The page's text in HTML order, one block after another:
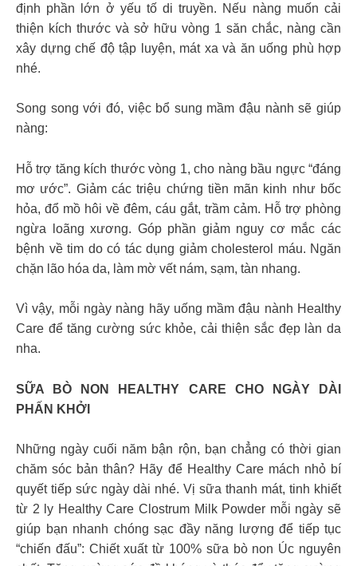
định phần lớn ở yếu tố di truyền. Nếu nàng muốn cải
thiện kích thước và sở hữu vòng 1 săn chắc, nàng cần
xây dựng chế độ tập luyện, mát xa và ăn uống phù hợp
nhé.
Song song với đó, việc bổ sung mầm đậu nành sẽ giúp
nàng:
Hỗ trợ tăng kích thước vòng 1, cho nàng bầu ngực “đáng
mơ ước”. Giảm các triệu chứng tiền mãn kinh như bốc
hỏa, đổ mồ hôi về đêm, cáu gắt, trầm cảm. Hỗ trợ phòng
ngừa loãng xương. Góp phần giảm nguy cơ mắc các
bệnh về tim do có tác dụng giảm cholesterol máu. Ngăn
chặn lão hóa da, làm mờ vết nám, sạm, tàn nhang.
Vì vậy, mỗi ngày nàng hãy uống mầm đậu nành Healthy
Care để tăng cường sức khỏe, cải thiện sắc đẹp làn da
nha.
SỮA BÒ NON HEALTHY CARE CHO NGÀY DÀI
PHẤN KHỞI
Những ngày cuối năm bận rộn, bạn chẳng có thời gian
chăm sóc bản thân? Hãy để Healthy Care mách nhỏ bí
quyết tiếp sức ngày dài nhé. Vị sữa thanh mát, tinh khiết
từ 2 ly Healthy Care Clostrum Milk Powder mỗi ngày sẽ
giúp bạn nhanh chóng sạc đầy năng lượng để tiếp tục
“chiến đấu”: Chiết xuất từ 100% sữa bò non Úc nguyên